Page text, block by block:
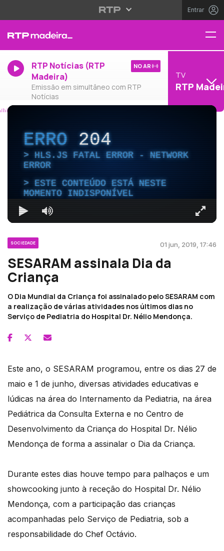
Entrar
RTP Notícias (RTP
Madeira)
Emissão em simultâneo com RTP
Notícias
NO AR
TV
RTP
ERRO204
HLS.JS FATAL ERROR - NETWORK
ERROR
ESTE CONTEÚDO ESTÁ NESTE
MOMENTO INDISPONÍVEL
SOCIEDADE 01 jun, 2019, 17:46
SESARAM assinala Dia da
Criança
O Dia Mundial da Criança foi assinalado pelo SESARAM com
a realização de várias atividades nos últimos dias no
Serviço de Pediatria do Hospital Dr. Nélio Mendonça.
Este ano, o SESARAM programou, entre os dias 27 de
maio e 1 de junho, diversas atividades educativas e
lúdicas na área do Internamento da Pediatria, na área
Pediátrica da Consulta Externa e no Centro de
Desenvolvimento da Criança do Hospital Dr. Nélio
Mendonça de forma a assinalar o Dia da Criança.
Durante estes dias houve tempo para palhaços e um
showcooking junto à receção do Hospital Dr. Nélio
Mendonça, com a participação das crianças
acompanhadas pelo Serviço de Pediatria, sob a
responsabilidade do Chef Octávio.